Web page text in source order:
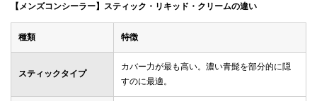
【メンズコンシーラー】スティック・リキッド・クリームの違い
種類 特徴
スティックタイプ
カバー力が最も高い。濃い青髭を部分的に隠
すのに最適。